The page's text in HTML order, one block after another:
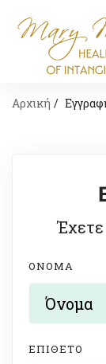
Αρχική
Έχετε
ΌΝΟΜΑ
ΕΠΊΘΕΤΟ